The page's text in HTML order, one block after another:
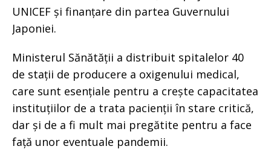
UNICEF și finanțare din partea Guvernului
Japoniei.
Ministerul Sănătății a distribuit spitalelor 40
de stații de producere a oxigenului medical,
care sunt esențiale pentru a crește capacitatea
instituțiilor de a trata pacienții în stare critică,
dar și de a fi mult mai pregătite pentru a face
față unor eventuale pandemii.